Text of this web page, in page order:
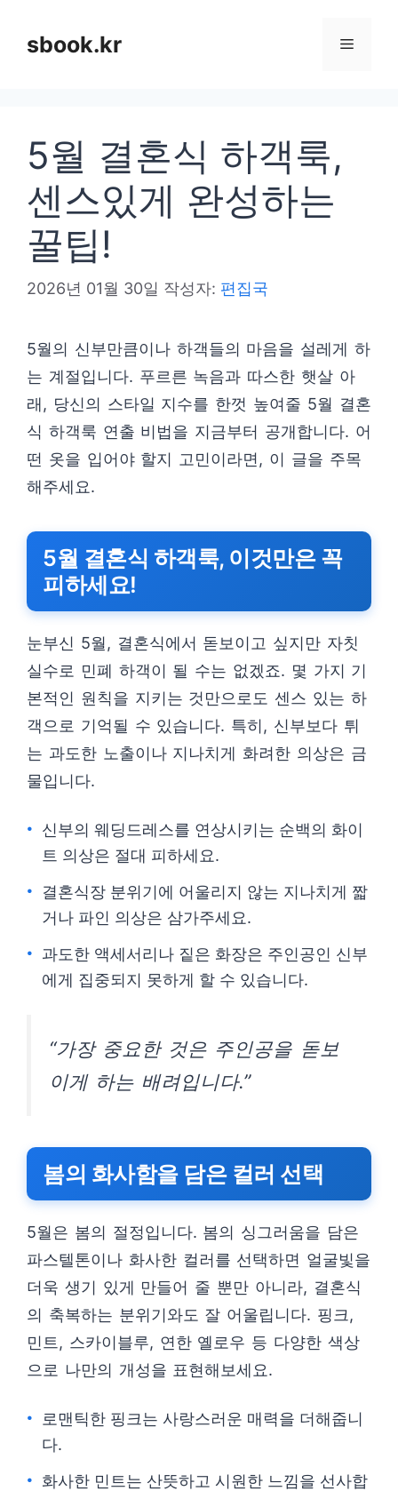
sbook.kr 메
5월 결혼식 하객룩,
센스있게 완성하는
꿀팁!
2026년 01월 30일 작성자: 편집국
5월의 신부만큼이나 하객들의 마음을 설레게 하
는 계절입니다. 푸르른 녹음과 따스한 햇살 아
래, 당신의 스타일 지수를 한껏 높여줄 5월 결혼
식 하객룩 연출 비법을 지금부터 공개합니다. 어
떤 옷을 입어야 할지 고민이라면, 이 글을 주목
해주세요.
5월 결혼식 하객룩, 이것만은 꼭
피하세요!
눈부신 5월, 결혼식에서 돋보이고 싶지만 자칫
실수로 민폐 하객이 될 수는 없겠죠. 몇 가지 기
본적인 원칙을 지키는 것만으로도 센스 있는 하
객으로 기억될 수 있습니다. 특히, 신부보다 튀
는 과도한 노출이나 지나치게 화려한 의상은 금
물입니다.
신부의 웨딩드레스를 연상시키는 순백의 화이
트 의상은 절대 피하세요.
결혼식장 분위기에 어울리지 않는 지나치게 짧
거나 파인 의상은 삼가주세요.
과도한 액세서리나 짙은 화장은 주인공인 신부
에게 집중되지 못하게 할 수 있습니다.
“가장 중요한 것은 주인공을 돋보
이게 하는 배려입니다.”
봄의 화사함을 담은 컬러 선택
5월은 봄의 절정입니다. 봄의 싱그러움을 담은
파스텔톤이나 화사한 컬러를 선택하면 얼굴빛을
더욱 생기 있게 만들어 줄 뿐만 아니라, 결혼식
의 축복하는 분위기와도 잘 어울립니다. 핑크,
민트, 스카이블루, 연한 옐로우 등 다양한 색상
으로 나만의 개성을 표현해보세요.
로맨틱한 핑크는 사랑스러운 매력을 더해줍니
다.
화사한 민트는 산뜻하고 시원한 느낌을 선사합